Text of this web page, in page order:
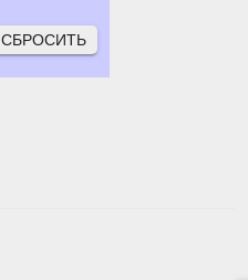
СБРОСИТЬ